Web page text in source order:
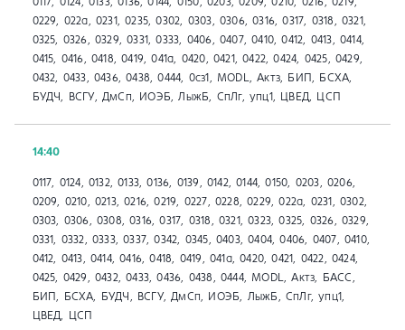
0229, 022а, 0231, 0235, 0302, 0303, 0306, 0316, 0317, 0318, 0321,
0325, 0326, 0329, 0331, 0333, 0406, 0407, 0410, 0412, 0413, 0414,
0415, 0416, 0418, 0419, 041a, 0420, 0421, 0422, 0424, 0425, 0429,
0432, 0433, 0436, 0438, 0444, 0сз1, MODL, Актз, БИП, БСХА,
БУДЧ, ВСГУ, ДмСп, ИОЭБ, ЛыжБ, СпЛг, упц1, ЦВЕД, ЦСП
14:40
0117, 0124, 0132, 0133, 0136, 0139, 0142, 0144, 0150, 0203, 0206,
0209, 0210, 0213, 0216, 0219, 0227, 0228, 0229, 022а, 0231, 0302,
0303, 0306, 0308, 0316, 0317, 0318, 0321, 0323, 0325, 0326, 0329,
0331, 0332, 0333, 0337, 0342, 0345, 0403, 0404, 0406, 0407, 0410,
0412, 0413, 0414, 0416, 0418, 0419, 041a, 0420, 0421, 0422, 0424,
0425, 0429, 0432, 0433, 0436, 0438, 0444, MODL, Актз, БАСС,
БИП, БСХА, БУДЧ, ВСГУ, ДмСп, ИОЭБ, ЛыжБ, СпЛг, упц1,
ЦВЕД, ЦСП